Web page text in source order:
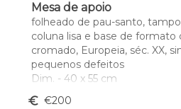
Mesa de apoio
folheado de pau-santo,
coluna lisa e base de
cromado, Europeia, séc. XX,
pequenos defeitos
Dim. - 40 x 55 cm
euro_symbol €200